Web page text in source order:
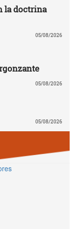
la doctrina
05/08/2026
05/08/2026
05/08/2026